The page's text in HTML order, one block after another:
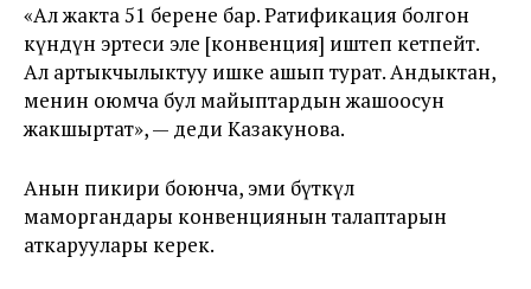
«Ал жакта 51 берене бар. Ратификация болгон
күндүн эртеси эле [конвенция] иштеп кетпейт.
Ал артыкчылыктуу ишке ашып турат. Андыктан,
менин оюмча бул майыптардын жашоосун
жакшыртат», — деди Казакунова.
Анын пикири боюнча, эми бүткүл
маморгандары конвенциянын талаптарын
аткаруулары керек.